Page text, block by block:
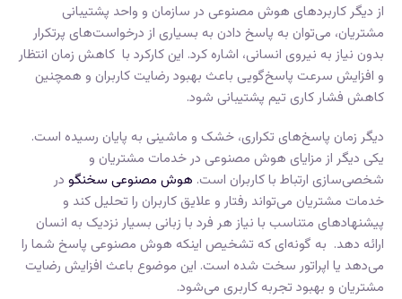
از دیگر کاربردهای هوش مصنوعی در سازمان و واحد پشتیبانی
مشتریان، می‌توان به پاسخ دادن به بسیاری از درخواست‌های پرتکرار
بدون نیاز به نیروی انسانی، اشاره کرد. این کارکرد با کاهش زمان انتظار
و افزایش سرعت پاسخ‌گویی باعث بهبود رضایت کاربران و همچنین
کاهش فشار کاری تیم پشتیبانی شود.
دیگر زمان پاسخ‌های تکراری، خشک و ماشینی به پایان رسیده است.
یکی دیگر از مزایای هوش مصنوعی در خدمات مشتریان و
شخصی‌سازی ارتباط با کاربران است. هوش مصنوعی سخنگو در
خدمات مشتریان می‌تواند رفتار و علایق کاربران را تحلیل کند و
پیشنهادهای متناسب با نیاز هر فرد با زبانی بسیار نزدیک به انسان
ارائه دهد. به گونه‌ای که تشخیص اینکه هوش مصنوعی پاسخ شما را
می‌دهد یا اپراتور سخت شده است. این موضوع باعث افزایش رضایت
مشتریان و بهبود تجربه کاربری می‌شود.